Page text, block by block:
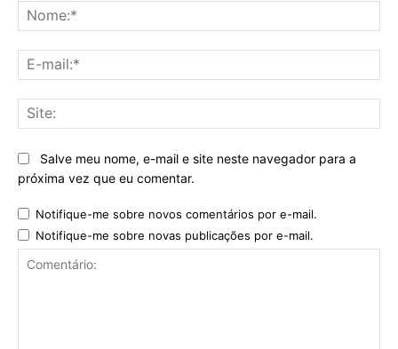
Salve meu nome, e-mail e site neste navegador para a
próxima vez que eu comentar.
Notifique-me sobre novos comentários por e-mail.
Notifique-me sobre novas publicações por e-mail.